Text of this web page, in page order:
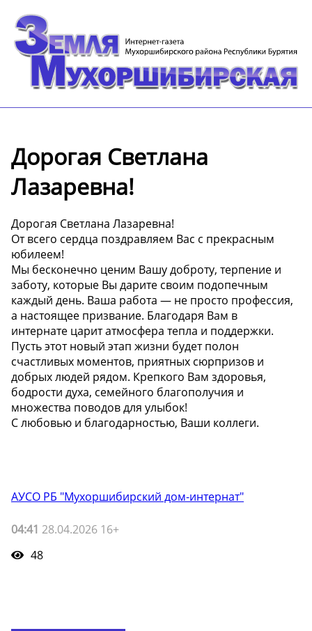
Дорогая Светлана
Лазаревна!
Дорогая Светлана Лазаревна!
От всего сердца поздравляем Вас с прекрасным
юбилеем!
Мы бесконечно ценим Вашу доброту, терпение и
заботу, которые Вы дарите своим подопечным
каждый день. Ваша работа — не просто профессия,
а настоящее призвание. Благодаря Вам в
интернате царит атмосфера тепла и поддержки.
Пусть этот новый этап жизни будет полон
счастливых моментов, приятных сюрпризов и
добрых людей рядом. Крепкого Вам здоровья,
бодрости духа, семейного благополучия и
множества поводов для улыбок!
С любовью и благодарностью, Ваши коллеги.
АУСО РБ "Мухоршибирский дом-интернат"
04:41 28.04.2026 16+
48